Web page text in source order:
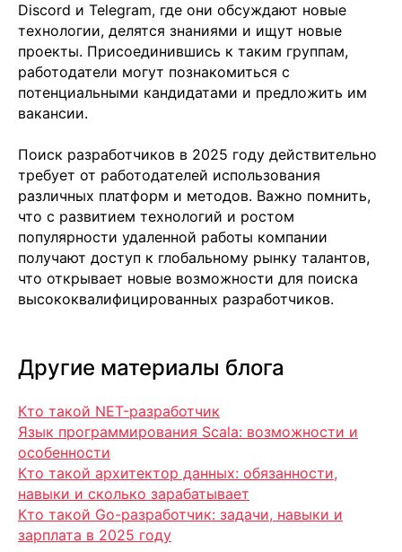
Discord и Telegram, где они обсуждают новые
технологии, делятся знаниями и ищут новые
проекты. Присоединившись к таким группам,
работодатели могут познакомиться с
потенциальными кандидатами и предложить им
вакансии.
Поиск разработчиков в 2025 году действительно
требует от работодателей использования
различных платформ и методов. Важно помнить,
что с развитием технологий и ростом
популярности удаленной работы компании
получают доступ к глобальному рынку талантов,
что открывает новые возможности для поиска
высококвалифицированных разработчиков.
Другие материалы блога
Кто такой NET-разработчик
Язык программирования Scala: возможности и
особенности
Кто такой архитектор данных: обязанности,
навыки и сколько зарабатывает
Кто такой Go-разработчик: задачи, навыки и
зарплата в 2025 году